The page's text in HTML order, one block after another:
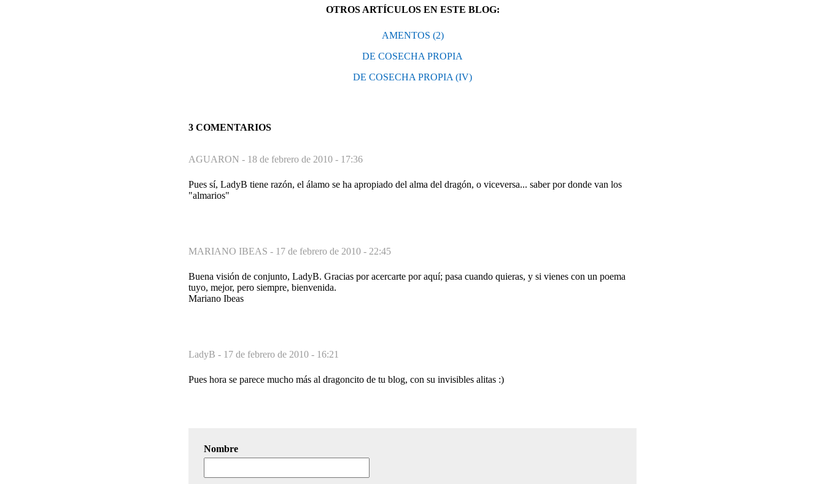
OTROS ARTÍCULOS EN ESTE BLOG:
AMENTOS (2)
DE COSECHA PROPIA
DE COSECHA PROPIA (IV)
3 COMENTARIOS
AGUARON - 18 de febrero de 2010 - 17:36
Pues sí, LadyB tiene razón, el álamo se ha apropiado del alma del dragón, o viceversa... saber por donde van los
"almarios"
MARIANO IBEAS - 17 de febrero de 2010 - 22:45
Buena visión de conjunto, LadyB. Gracias por acercarte por aquí; pasa cuando quieras, y si vienes con un poema
tuyo, mejor, pero siempre, bienvenida.
Mariano Ibeas
LadyB - 17 de febrero de 2010 - 16:21
Pues hora se parece mucho más al dragoncito de tu blog, con su invisibles alitas :)
Nombre